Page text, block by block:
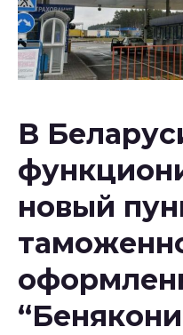
Национальное
республики
В
новый